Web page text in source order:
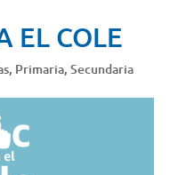
EL COLE
, Primaria, Secundaria